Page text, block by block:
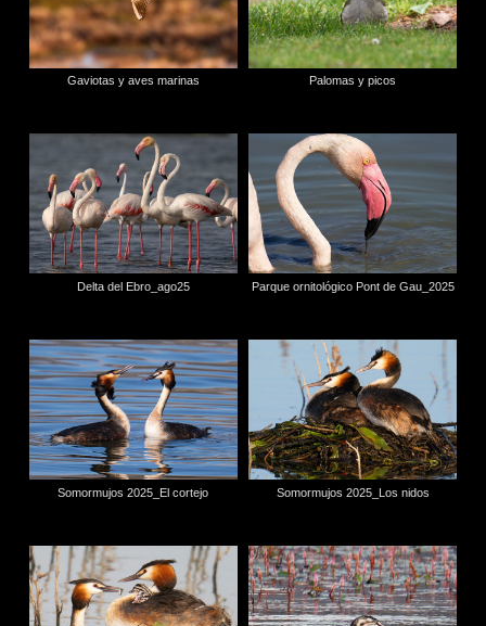
Gaviotas y aves marinas Palomas y picos
Delta del Ebro_ago25 Parque ornitológico Pont de Gau_2025
Somormujos 2025_El cortejo Somormujos 2025_Los nidos